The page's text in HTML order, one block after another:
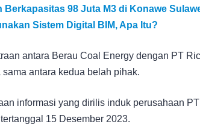
98 Juta M3 di Konawe
Sistem Digital BIM, Apa Itu?
antara Berau Coal Energy dengan PT
antara kedua belah pihak.
informasi yang dirilis induk perusahaan PT
15 Desember 2023.